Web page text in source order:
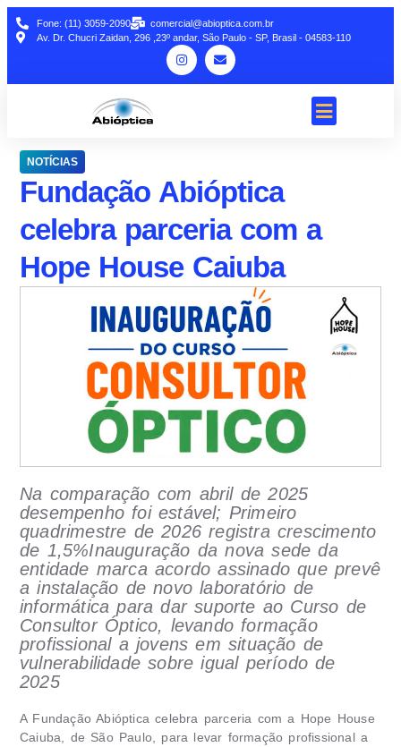
Fone: (11) 3059-2090
comercial@abioptica.com.br
Av. Dr. Chucri Zaidan, 296 ,23º andar, São Paulo - SP, Brasil - 04583-110
NOTÍCIAS
Fundação Abióptica
celebra parceria com a
Hope House Caiuba
Na comparação com abril de 2025
desempenho foi estável; Primeiro
quadrimestre de 2026 registra crescimento
de 1,5%Inauguração da nova sede da
entidade marca acordo assinado que prevê
a instalação de novo laboratório de
informática para dar suporte ao Curso de
Consultor Óptico, levando formação
profissional a jovens em situação de
vulnerabilidadesobre igual período de
2025
A Fundação Abióptica celebra parceria com a Hope House
Caiuba, de São Paulo, para levar formação profissional a